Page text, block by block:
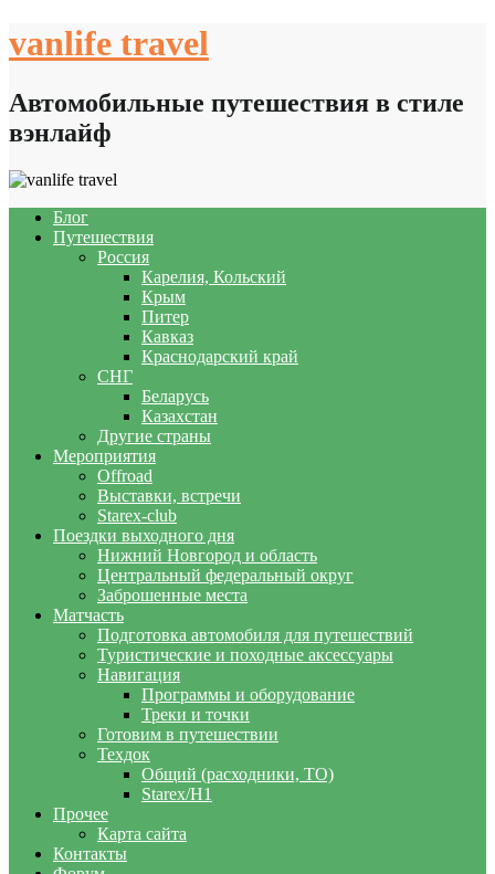
to
vanlife travel
Автомобильные путешествия в стиле
вэнлайф
Блог
Путешествия
Россия
Карелия, Кольский
Крым
Питер
Кавказ
Краснодарский край
СНГ
Беларусь
Казахстан
Другие страны
Мероприятия
Offroad
Выставки, встречи
Starex-club
Поездки выходного дня
Нижний Новгород и область
Центральный федеральный округ
Заброшенные места
Матчасть
Подготовка автомобиля для путешествий
Туристические и походные аксессуары
Навигация
Программы и оборудование
Треки и точки
Готовим в путешествии
Техдок
Общий (расходники, ТО)
Starex/H1
Прочее
Карта сайта
Контакты